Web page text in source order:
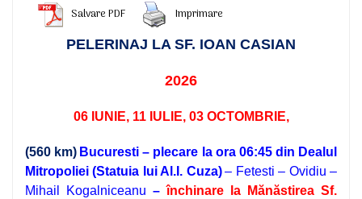
Salvare PDF Imprimare
PELERINAJ LA SF. IOAN CASIAN
2026
06 IUNIE, 11 IULIE, 03 OCTOMBRIE,
(560 km) Bucuresti – plecare la ora 06:45 din Dealul
Mitropoliei (Statuia lui Al.I. Cuza) – Fetesti – Ovidiu –
Mihail Kogalniceanu –închinare la Mănăstirea Sf.